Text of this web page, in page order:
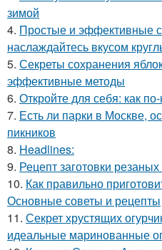
зимой
4. Простые и эффективные
наслаждайтесь вкусом
5. Секреты сохранения
эффективные методы
6. Откройте для себя: как
7. Есть ли парки в Москве,
пикников
8. Headlines:
9. Рецепт заготовки
10. Как правильно
Основные советы и рецепты
11. Секрет хрустящих
идеальные маринованные